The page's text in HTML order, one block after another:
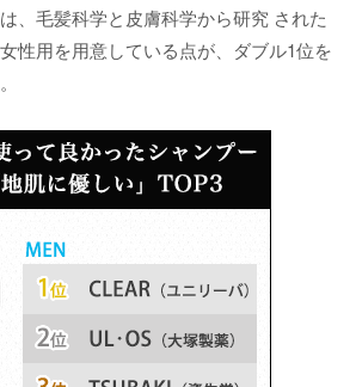
、毛髪科学と皮膚科学から研究 された
性用を用意している点が、ダブル1位を